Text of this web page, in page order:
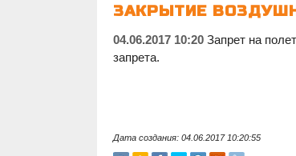
ЗАКРЫТИЕ
04.06.2017 10:20Запрет на
запрета.
Дата создания: 04.06.2017 10:20:55